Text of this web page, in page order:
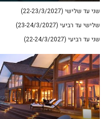
שני עד שלישי (22-23/3/2027)
שלישי עד רביעי (23-24/3/2027)
שני עד רביעי (22-24/3/2027)